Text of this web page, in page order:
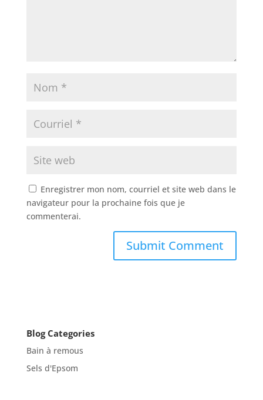
Enregistrer mon nom, courriel et site web dans le
navigateur pour la prochaine fois que je
commenterai.
Blog Categories
Bain à remous
Sels d'Epsom